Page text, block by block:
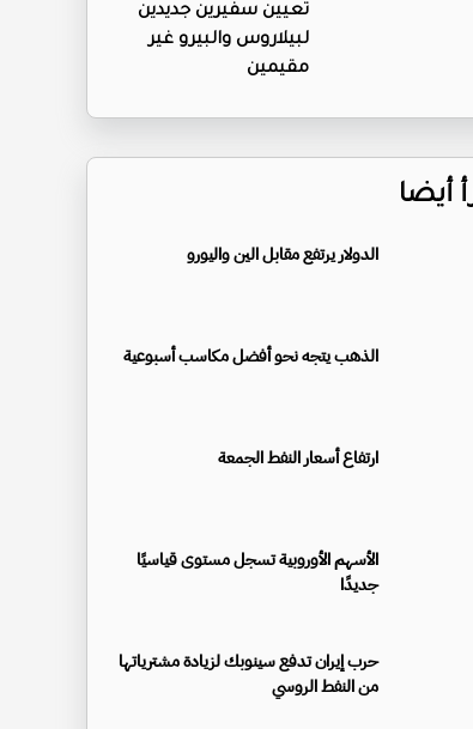
تعيين سفيرين جديدين
لبيلاروس والبيرو غير
مقيمين
أيضا
الدولار يرتفع مقابل الين واليورو
الذهب يتجه نحو أفضل مكاسب أسبوعية
ارتفاع أسعار النفط الجمعة
الأسهم الأوروبية تسجل مستوى قياسيًا
جديدًا
حرب إيران تدفع سينوبك لزيادة مشترياتها
من النفط الروسي